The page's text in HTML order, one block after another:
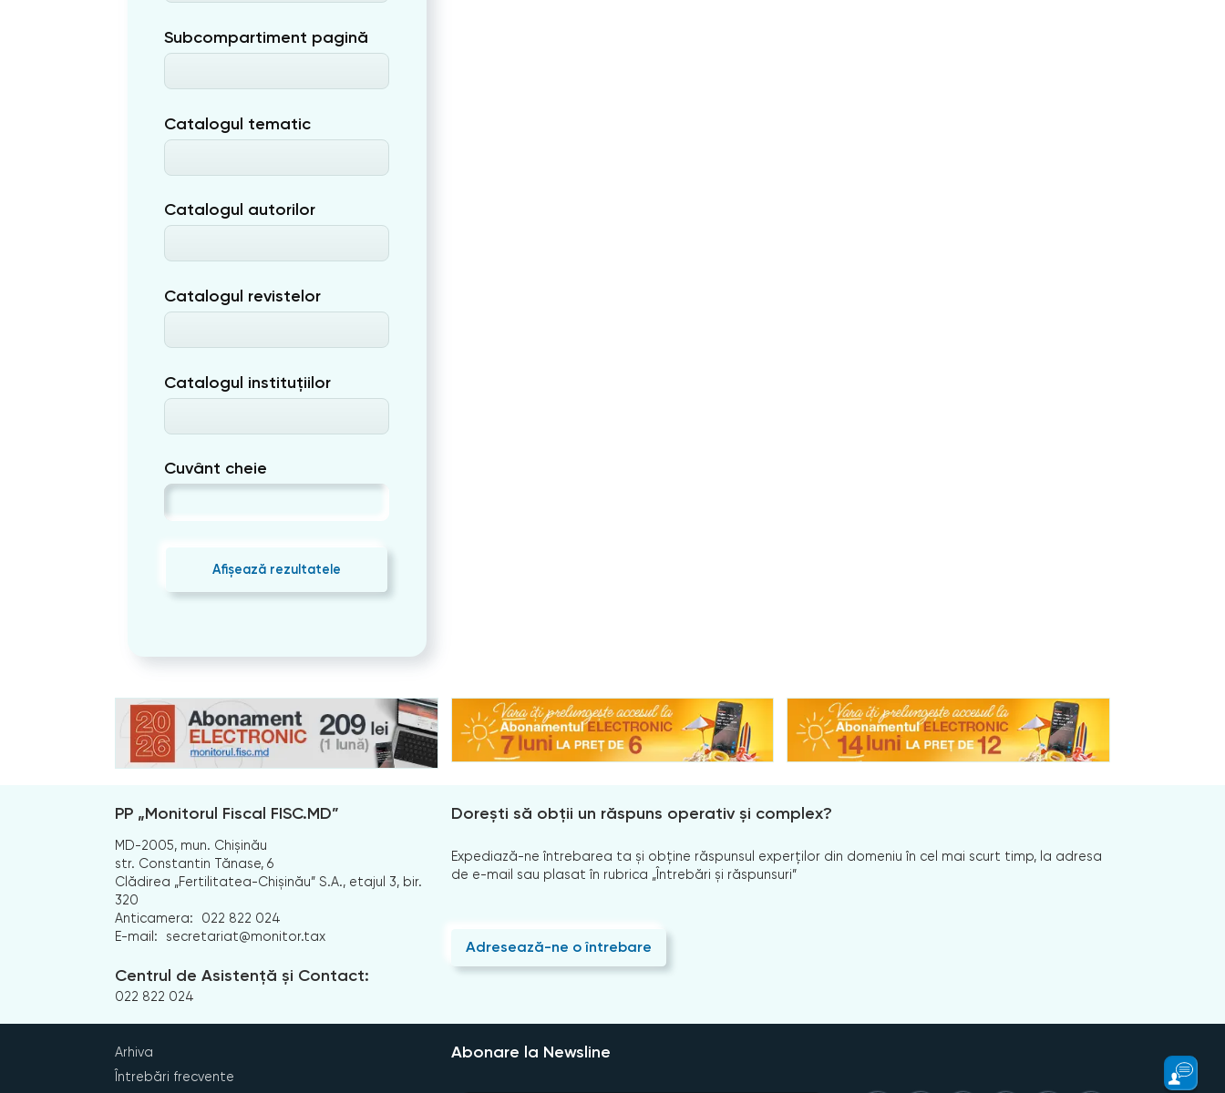
Subcompartiment pagină
Catalogul tematic
Catalogul autorilor
Catalogul revistelor
Catalogul instituțiilor
Cuvânt cheie
Afișează rezultatele
PP „Monitorul Fiscal FISC.MD”
MD-2005, mun. Chișinău
str. Constantin Tănase, 6
Clădirea „Fertilitatea-Chișinău” S.A., etajul 3, bir.
320
Anticamera:
022 822 024
E-mail:
secretariat@monitor.tax
Centrul de Asistență și Contact:
022 822 024
Dorești să obții un răspuns operativ și complex?
Expediază-ne întrebarea ta și obține răspunsul experților din domeniu în cel mai scurt timp, la adresa
de e-mail sau plasat în rubrica „Întrebări și răspunsuri”
Adresează-ne o întrebare
Arhiva
Întrebări frecvente
Abonare la Newsline